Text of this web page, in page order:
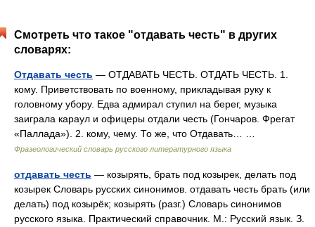
Смотреть что такое "отдавать честь" в других
словарях:
Отдавать честь — ОТДАВАТЬ ЧЕСТЬ. ОТДАТЬ ЧЕСТЬ. 1.
кому. Приветствовать по военному, прикладывая руку к
головному убору. Едва адмирал ступил на берег, музыка
заиграла караул и офицеры отдали честь (Гончаров. Фрегат
«Паллада»). 2. кому, чему. То же, что Отдавать… …
Фразеологический словарь русского литературного языка
отдавать честь — козырять, брать под козырек, делать под
козырек Словарь русских синонимов. отдавать честь брать (или
делать) под козырёк; козырять (разг.) Словарь синонимов
русского языка. Практический справочник. М.: Русский язык. З.